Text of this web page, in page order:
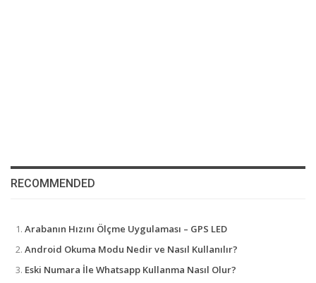
RECOMMENDED
Arabanın Hızını Ölçme Uygulaması – GPS LED
Android Okuma Modu Nedir ve Nasıl Kullanılır?
Eski Numara İle Whatsapp Kullanma Nasıl Olur?